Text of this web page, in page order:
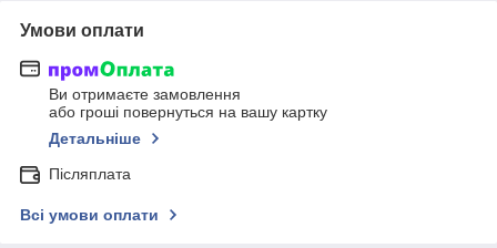
Умови оплати
Ви отримаєте замовлення
або гроші повернуться на вашу картку
Детальніше
Післяплата
Всі умови оплати